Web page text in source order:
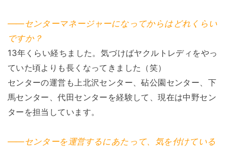
――センターマネージャーになってからはどれくらい
ですか？
13年くらい経ちました。気づけばヤクルトレディをやっ
ていた頃よりも長くなってきました（笑）
センターの運営も上北沢センター、砧公園センター、下
馬センター、代田センターを経験して、現在は中野セン
ターを担当しています。
――センターを運営するにあたって、気を付けている